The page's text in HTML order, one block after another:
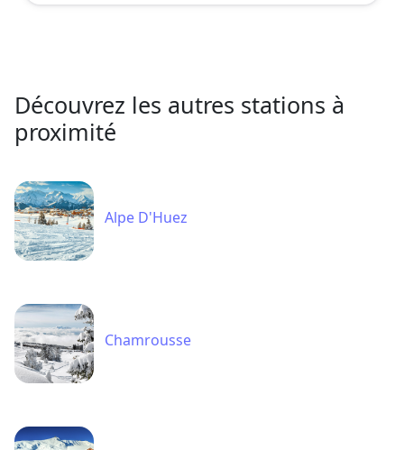
Découvrez les autres stations à
proximité
Alpe D'Huez
Chamrousse